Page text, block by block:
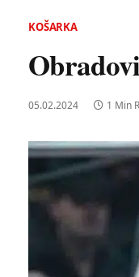
KOŠARKA
05.02.2024 1 Min